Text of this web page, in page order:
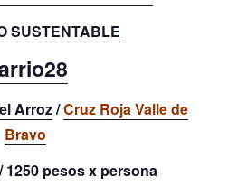
SUSTENTABLE
Arroz/Cruz Roja Valle de
Bravo
1250 pesos x persona